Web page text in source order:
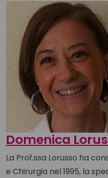
Domenica
La Prof.ssa Lorusso ha
e Chirurgia nel 1995, la